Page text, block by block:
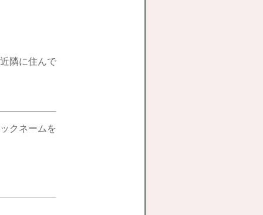
隣に住んで
クネームを